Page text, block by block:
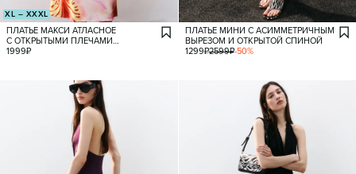
XL – XXXL
ПЛАТЬЕ МАКСИ АТЛАСНОЕ
С ОТКРЫТЫМИ ПЛЕЧАМИ
И ЦВЕТОЧНЫМ ПРИНТОМ
1999₽
ПЛАТЬЕ МИНИ С АСИММЕТРИЧНЫМ
ВЫРЕЗОМ И ОТКРЫТОЙ СПИНОЙ
1299₽2599₽-50%